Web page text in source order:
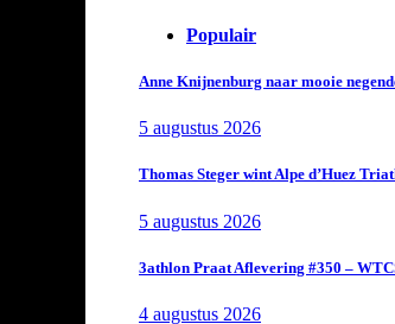
Populair
Anne Knijnenburg naar mooie
5 augustus 2026
Thomas Steger wint Alpe d’Huez
5 augustus 2026
3athlon Praat Aflevering #350 –
4 augustus 2026